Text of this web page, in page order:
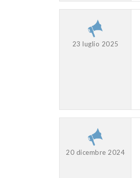
23 luglio 2025
20 dicembre 2024